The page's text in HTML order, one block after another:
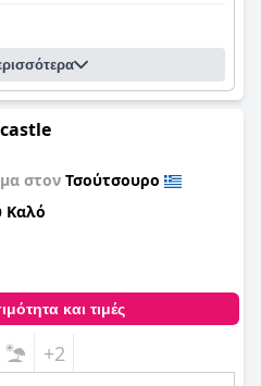
στον Τσούτσουρο
Καλό
και τιμές
+2